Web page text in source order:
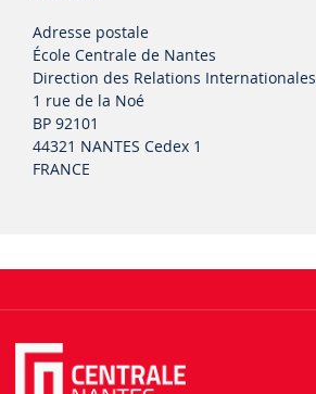
Adresse postale
École Centrale de Nantes
Direction des Relations Internationales
1 rue de la Noé
BP 92101
44321 NANTES Cedex 1
FRANCE